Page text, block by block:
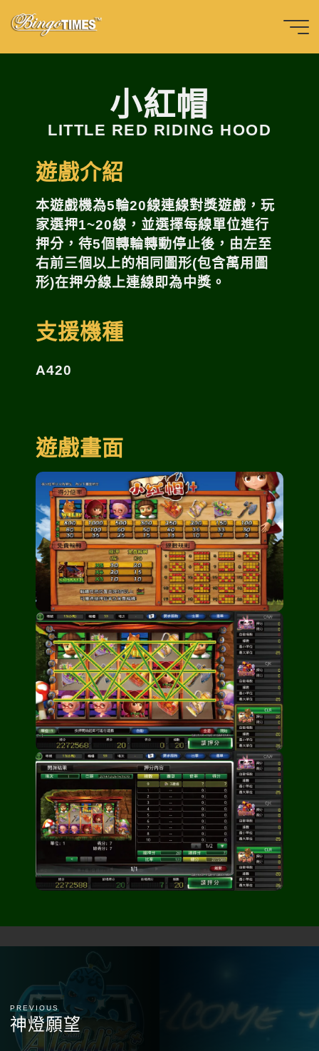
content
天下數位科
技股份有限
小紅帽
小紅帽
LITTLE RED RIDING HOOD
遊戲介紹
本遊戲機為5輪20線連線對獎遊戲，玩
家選押1~20線，並選擇每線單位進行
押分，待5個轉輪轉動停止後，由左至
右前三個以上的相同圖形(包含萬用圖
形)在押分線上連線即為中獎。
支援機種
A420
遊戲畫面
PREVIOUS
神燈願望